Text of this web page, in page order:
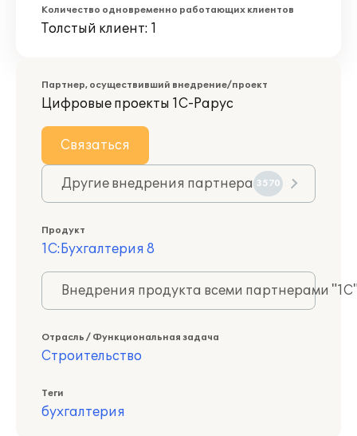
Количество одновременно работающих клиентов
Толстый клиент: 1
Партнер, осуществивший внедрение/проект
Цифровые проекты 1С-Рарус
Связаться
Другие внедрения партнера 3570
Продукт
1С:Бухгалтерия 8
Внедрения продукта всеми партнерами
Отрасль / Функциональная задача
Строительство
Теги
бухгалтерия